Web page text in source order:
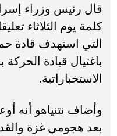
قال رئيس وزراء
كلمة يوم الثلاثاء
التي استهدف قادة
باغتيال قيادة
الاستخباراتية.
وأضاف نتنياهو أنه
بعد هجومي غزة